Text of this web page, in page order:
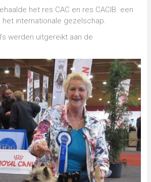
het res.CAC en res.CACIB. een
internationale gezelschap.
werden uitgereikt aan de